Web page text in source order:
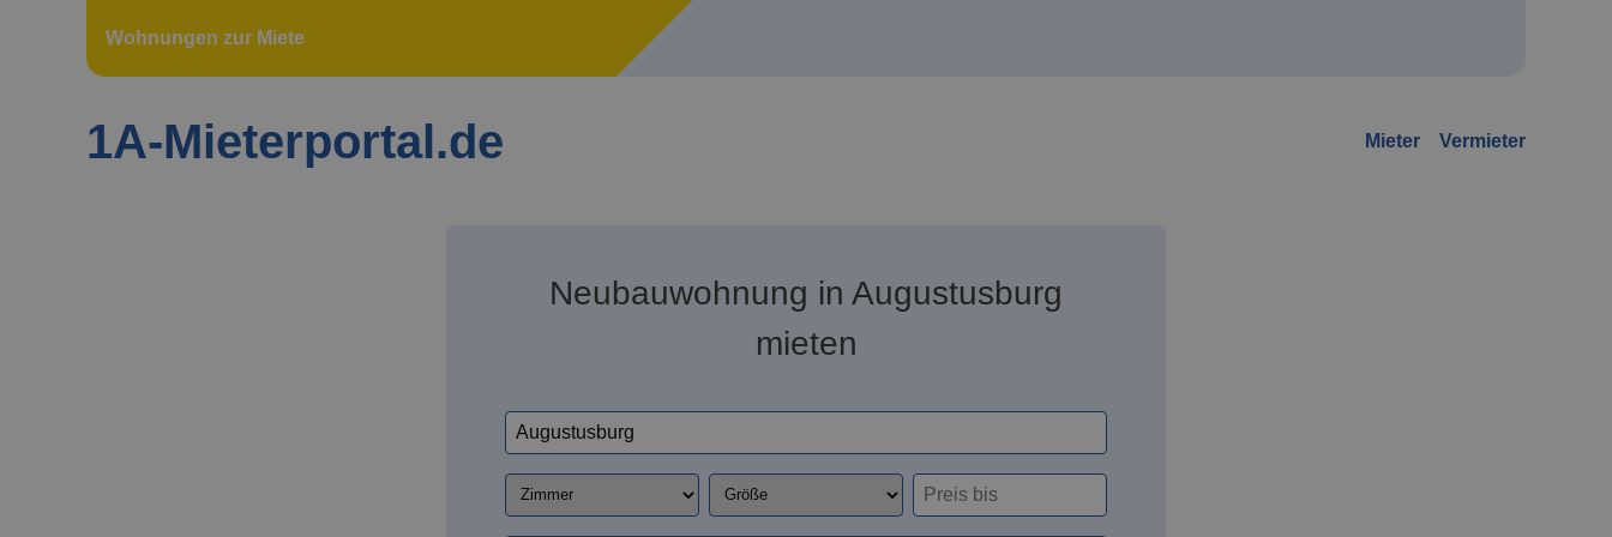
Wohnungen zur Miete
1A-Mieterportal.de Mieter Vermieter
Neubauwohnung in Augustusburg
mieten